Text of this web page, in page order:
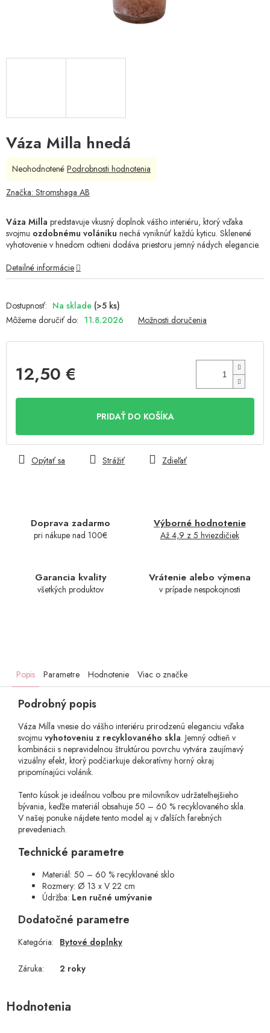
Váza Milla hnedá
Na sklade (>5 ks)
Môžeme doručiť do: 11.8.2026 Možnosti doručenia
12,50 €
PRIDAŤ DO KOŠÍKA
Doprava zadarmo
pri nákupe nad 100€
Výborné hodnotenie
Až 4,9 z 5 hviezdičiek
Garancia kvality
všetkých produktov
Vrátenie alebo výmena
v prípade nespokojnosti
Váza Milla predstavuje vkusný doplnok vášho interiéru, ktorý vďaka
svojmu ozdobnému volániku nechá vyniknúť každú kyticu. Sklenené
vyhotovenie v hnedom odtieni dodáva priestoru jemný nádych elegancie.
Detailné informácie
Opýtať sa Strážiť Zdieľať
Priemerné
produktu
z
5
hviezdičiek.
Neohodnotené Podrobnosti hodnotenia
Značka: Stromshaga AB
Popis Parametre Hodnotenie Viac o značke
Podrobný popis
Váza Milla vnesie do vášho interiéru prirodzenú eleganciu vďaka
svojmu vyhotoveniu z recyklovaného skla. Jemný odtieň v
kombinácii s nepravidelnou štruktúrou povrchu vytvára zaujímavý
vizuálny efekt, ktorý podčiarkuje dekoratívny horný okraj
pripomínajúci volánik.
Tento kúsok je ideálnou voľbou pre milovníkov udržateľnejšieho
bývania, keďže materiál obsahuje 50 – 60 % recyklovaného skla.
V našej ponuke nájdete tento model aj v ďalších farebných
prevedeniach.
Technické parametre
Materiál: 50 – 60 % recyklované sklo
Rozmery: Ø 13 x V 22 cm
Údržba: Len ručné umývanie
Dodatočné parametre
Kategória: Bytové doplnky
Záruka: 2 roky